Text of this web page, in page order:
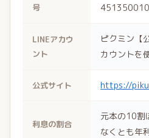
号
LINEアカウ
ント
ピクミン
カウントを
公式サイト https://
利息の割合
元本の10割
なくとも年